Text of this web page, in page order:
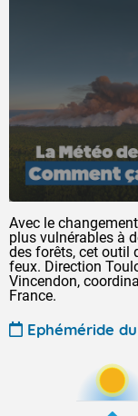
Avec le
plus vulnérables à
des forêts, cet outil
feux. Direction
Vincendon,
France.
Ephéméride